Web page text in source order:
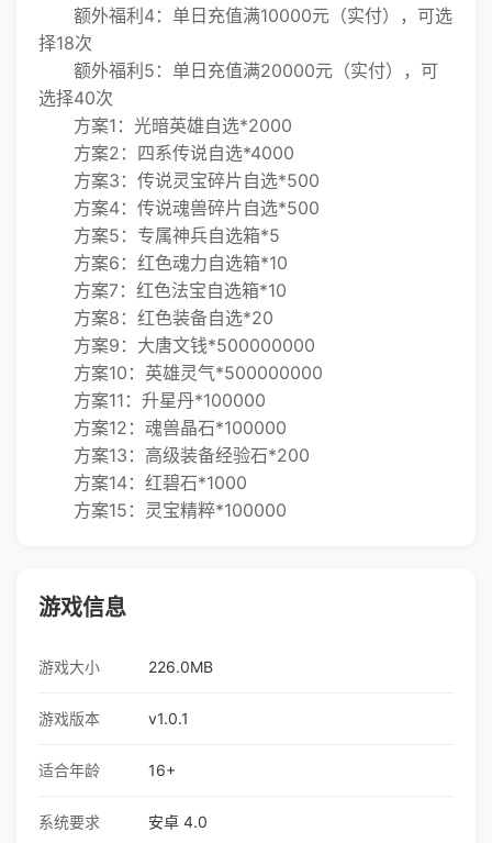
额外福利4：单日充值满10000元（实付），可选
择18次
额外福利5：单日充值满20000元（实付），可
选择40次
方案1：光暗英雄自选*2000
方案2：四系传说自选*4000
方案3：传说灵宝碎片自选*500
方案4：传说魂兽碎片自选*500
方案5：专属神兵自选箱*5
方案6：红色魂力自选箱*10
方案7：红色法宝自选箱*10
方案8：红色装备自选*20
方案9：大唐文钱*500000000
方案10：英雄灵气*500000000
方案11：升星丹*100000
方案12：魂兽晶石*100000
方案13：高级装备经验石*200
方案14：红碧石*1000
方案15：灵宝精粹*100000
游戏信息
游戏大小 226.0MB
游戏版本 v1.0.1
适合年龄 16+
系统要求 安卓 4.0